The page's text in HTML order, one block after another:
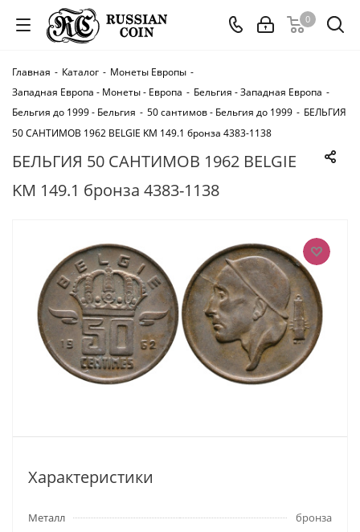
0
Главная - Каталог - Монеты Европы -
Западная Европа - Монеты - Европа - Бельгия - Западная Европа -
Бельгия до 1999 - Бельгия - 50 сантимов - Бельгия до 1999 - БЕЛЬГИЯ
50 САНТИМОВ 1962 BELGIE KM 149.1 бронза 4383-1138
БЕЛЬГИЯ 50 САНТИМОВ 1962 BELGIE
KM 149.1 бронза 4383-1138
Характеристики
Металл
бронза